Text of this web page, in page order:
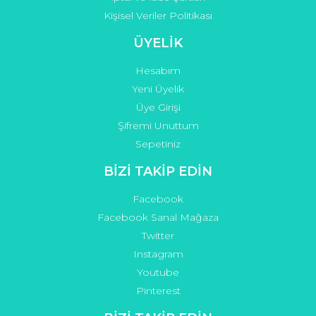
Kişisel Veriler Politikası
ÜYELİK
Hesabım
Yeni Üyelik
Üye Girişi
Şifremi Unuttum
Sepetiniz
BİZİ TAKİP EDİN
Facebook
Facebook Sanal Mağaza
Twitter
Instagram
Youtube
Pinterest